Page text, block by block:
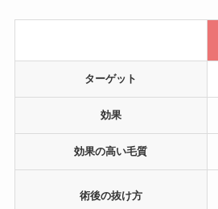
ターゲット
効果
効果の高い毛質
術後の抜け方